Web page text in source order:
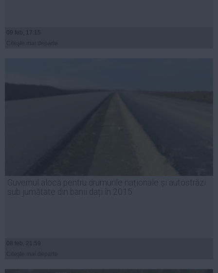
09 feb, 17:15
Guvernul alocă pentru drumurile naționale și autostrăzi
sub jumătate din banii dați în 2015
08 feb, 21:59